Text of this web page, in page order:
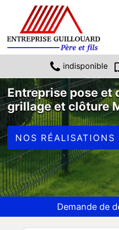
indisponible
Entreprise pose et
grillage et clôture
NOS RÉALISATIONS
Demande de